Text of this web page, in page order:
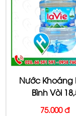
công ty nào vậy
Tên SP: Nước
Dung Tích: chai
Quy Cách: Thùng
Đặc Tính: Có
Hãng SX: Tập
Suất Xứ: Việt Nam
Nước Khoáng
Bình Vòi
75.000 đ